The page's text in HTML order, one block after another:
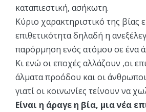
καταπιεστική, ασήκωτη.
Κύριο χαρακτηριστικό της βίας
επιθετικότητα δηλαδή η
παρόρμηση ενός ατόμου σε ένα
Κι ενώ οι εποχές αλλάζουν ,οι
άλματα προόδου και οι
γιατί οι κοινωνίες τείνουν να
Είναι η άραγε η βία, μια νέα